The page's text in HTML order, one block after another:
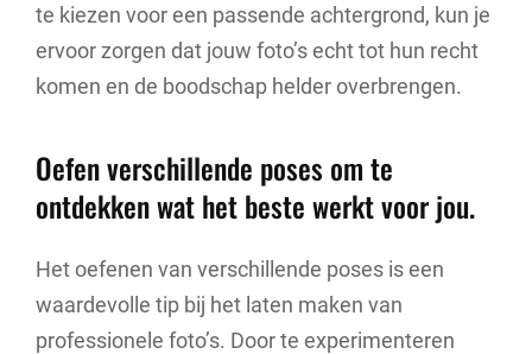
te kiezen voor een passende achtergrond, kun je
ervoor zorgen dat jouw foto’s echt tot hun recht
komen en de boodschap helder overbrengen.
Oefen verschillende poses om te
ontdekken wat het beste werkt voor jou.
Het oefenen van verschillende poses is een
waardevolle tip bij het laten maken van
professionele foto’s. Door te experimenteren